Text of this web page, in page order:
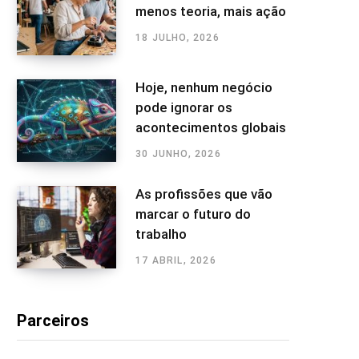
menos teoria, mais ação
18 JULHO, 2026
Hoje, nenhum negócio
pode ignorar os
acontecimentos globais
30 JUNHO, 2026
As profissões que vão
marcar o futuro do
trabalho
17 ABRIL, 2026
Parceiros